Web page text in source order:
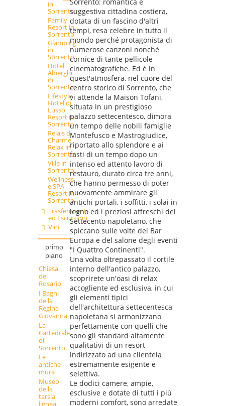
in
Sorrento
Family
Resort in
Sorrento
Glamping
in
Sorrento
Hotel
Alberghi
in
Sorrento
Lifestyle
Hotel di
Lusso
Resort in
Sorrento
Relais di
Charme
Relax in
Sorrento
Ville in
Sorrento
Wellness
e SPA
Resort in
Sorrento
Trasferimenti
ed Escursioni
Vini
primo
piano
Chiesa
del
Rosario
I Bagni
della
Regina
Giovanna
La
Cattedrale
di
Sorrento
Le
antiche
mura
Museo
della
tarsia
lignea
suggestiva cittadina costiera,
dotata di un fascino d'altri
tempi, resa celebre in tutto il
mondo perché protagonista di
numerose canzoni nonché
cornice di tante pellicole
cinematografiche. Ed è in
quest'atmosfera, nel cuore del
centro storico di Sorrento, che
vi attende la Maison Tofani,
situata in un prestigioso
palazzo settecentesco, dimora
un tempo delle nobili famiglie
Montefusco e Mastrogiudice,
riportato allo splendore e ai
fasti di un tempo dopo un
intenso ed attento lavoro di
restauro, durato circa tre anni,
che hanno permesso di poter
nuovamente ammirare gli
antichi portali, i soffitti, i solai in
legno ed i preziosi affreschi del
Settecento napoletano, che
spiccano sulle volte del Bar
Europa e del salone degli eventi
"I Quattro Continenti".
Una volta oltrepassato il cortile
interno dell'antico palazzo,
scoprirete un'oasi di relax
accogliente ed esclusiva, in cui
gli elementi tipici
dell'architettura settecentesca
napoletana si armonizzano
perfettamente con quelli che
sono gli standard altamente
qualitativi di un resort
indirizzato ad una clientela
estremamente esigente e
selettiva.
Le dodici camere, ampie,
esclusive e dotate di tutti i più
moderni comfort, sono arredate